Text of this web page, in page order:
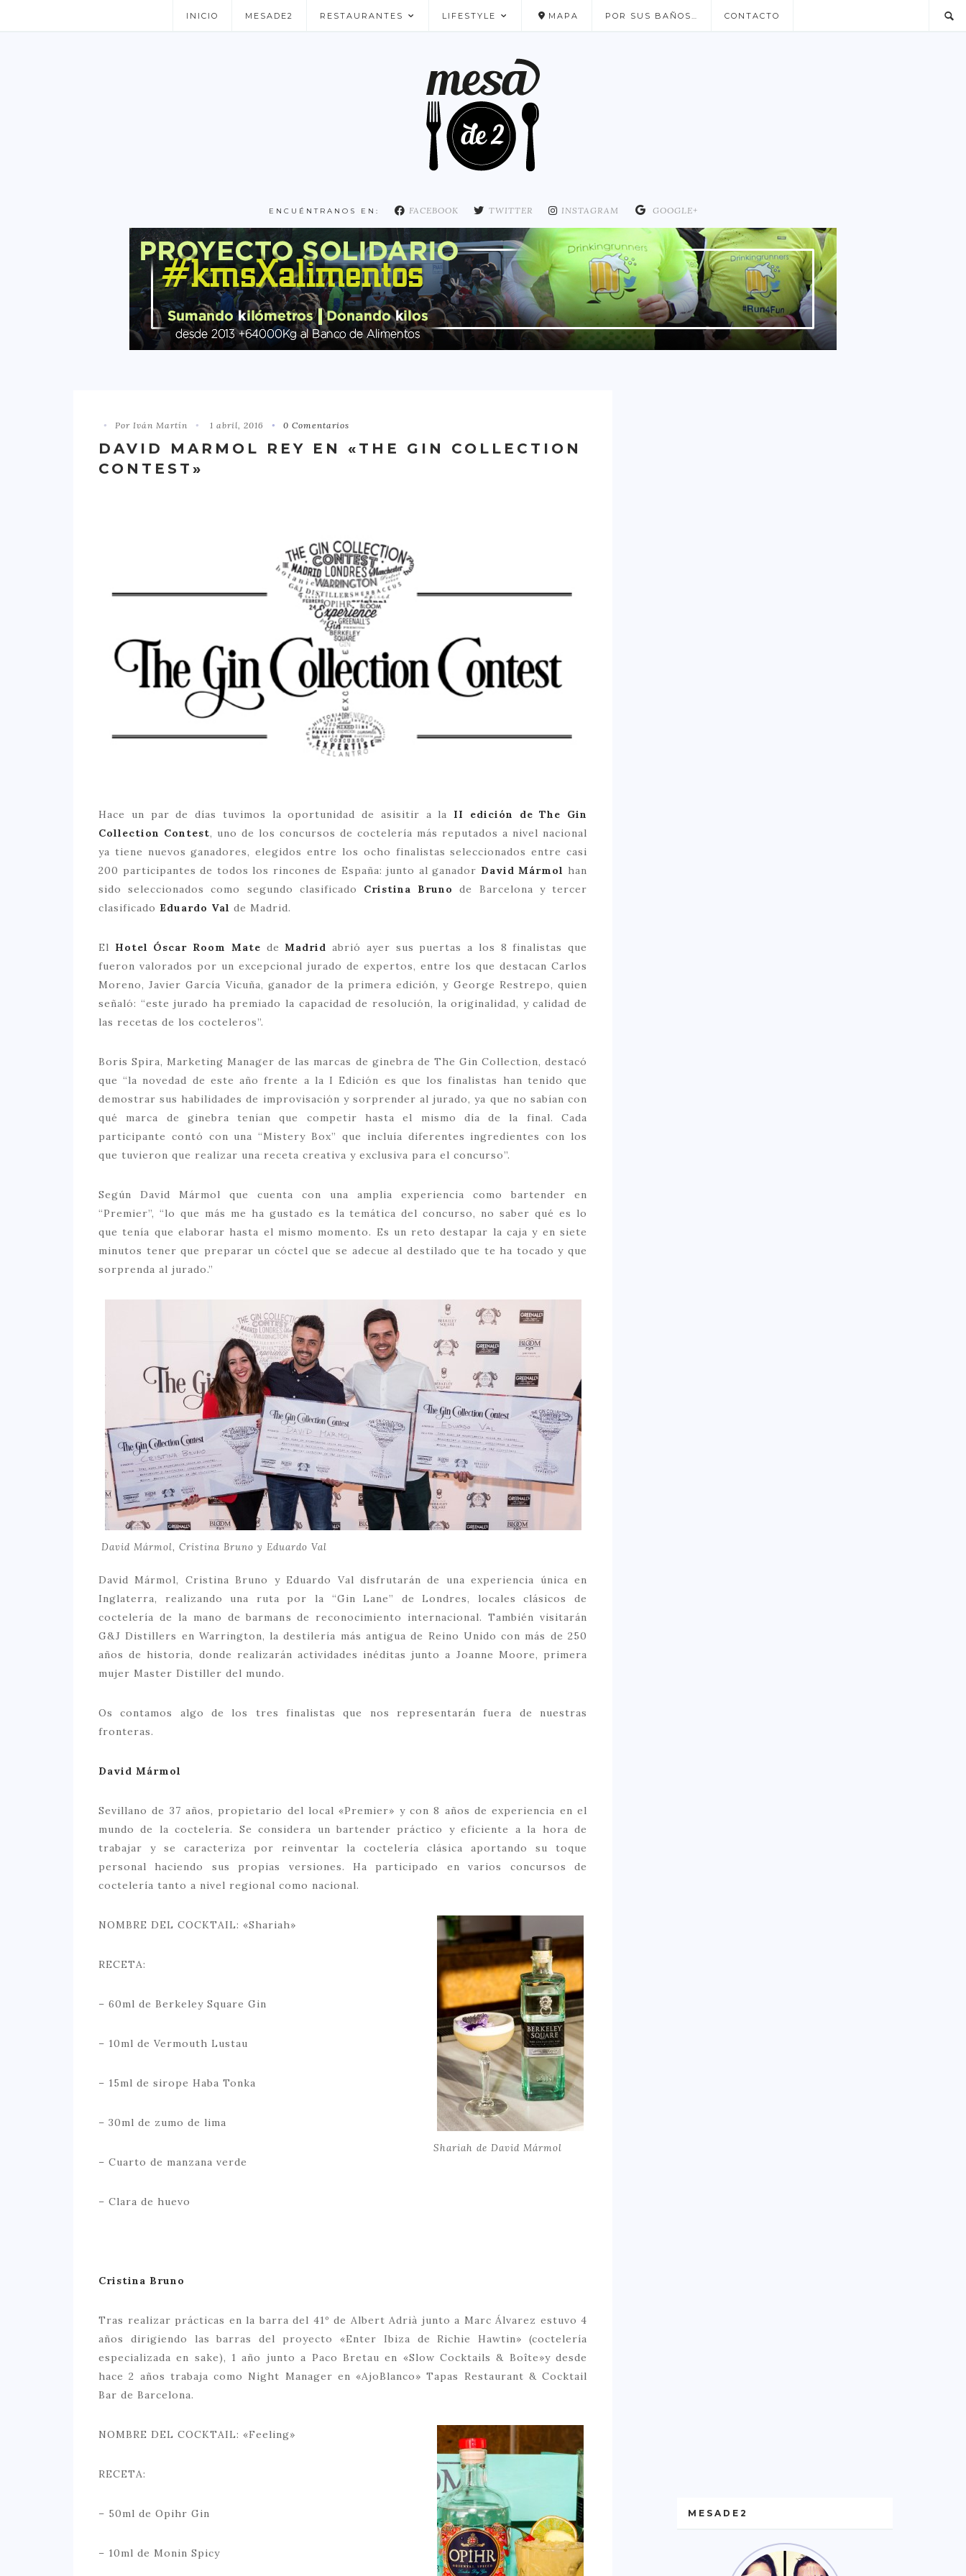
INICIO MESADE2 RESTAURANTES
NUESTROS FAVORITOS
LIFESTYLE MAPA POR SUS BAÑOS… CONTACTO
ENCUÉNTRANOS EN: FACEBOOK TWITTER INSTAGRAM GOOGLE+
Por Iván Martín 1 abril, 2016 0 Comentarios
DAVID MARMOL REY EN «THE GIN COLLECTION
CONTEST»
Hace un par de días tuvimos la oportunidad de asisitir a la II edición de The Gin
Collection Contest, uno de los concursos de coctelería más reputados a nivel nacional
ya tiene nuevos ganadores, elegidos entre los ocho finalistas seleccionados entre casi
200 participantes de todos los rincones de España: junto al ganador David Mármol han
sido seleccionados como segundo clasificado Cristina Bruno
de Barcelona y tercer
clasificado Eduardo Val de Madrid.
El Hotel Óscar Room Mate deMadrid abrió ayer sus puertas a los 8 finalistas que
fueron valorados por un excepcional jurado de expertos, entre los que destacan Carlos
Moreno, Javier García Vicuña, ganador de la primera edición, y George Restrepo, quien
señaló: “este jurado ha premiado la capacidad de resolución, la originalidad, y calidad de
las recetas de los cocteleros”.
Boris Spira, Marketing Manager de las marcas de ginebra de The Gin Collection, destacó
que “la novedad de este año frente a la I Edición es que los finalistas han tenido que
demostrar sus habilidades de improvisación y sorprender al jurado, ya que no sabían con
qué marca de ginebra tenían que competir hasta el mismo día de la final. Cada
participante contó con una “Mistery Box” que incluía diferentes ingredientes con los
que tuvieron que realizar una receta creativa y exclusiva para el concurso”.
Según David Mármol que cuenta con una amplia experiencia como bartender en
“Premier”, “lo que más me ha gustado es la temática del concurso, no saber qué es lo
que tenía que elaborar hasta el mismo momento. Es un reto destapar la caja y en siete
minutos tener que preparar un cóctel que se adecue al destilado que te ha tocado y que
sorprenda al jurado.”
David Mármol, Cristina Bruno y Eduardo Val
David Mármol, Cristina Bruno y Eduardo Val disfrutarán de una experiencia única en
Inglaterra, realizando una ruta por la “Gin Lane” de Londres, locales clásicos de
coctelería de la mano de barmans de reconocimiento internacional. También visitarán
G&J Distillers en Warrington, la destilería más antigua de Reino Unido con más de 250
años de historia, donde realizarán actividades inéditas junto a Joanne Moore, primera
mujer Master Distiller del mundo.
Os contamos algo de los tres finalistas que nos representarán fuera de nuestras
fronteras.
David Mármol
Sevillano de 37 años, propietario del local «Premier» y con 8 años de experiencia en el
mundo de la coctelería. Se considera un bartender práctico y eficiente a la hora de
trabajar y se caracteriza por reinventar la coctelería clásica aportando su toque
personal haciendo sus propias versiones. Ha participado en varios concursos de
coctelería tanto a nivel regional como nacional.
Shariah de David Mármol
NOMBRE DEL COCKTAIL: «Shariah»
RECETA:
– 60ml de Berkeley Square Gin
– 10ml de Vermouth Lustau
– 15ml de sirope Haba Tonka
– 30ml de zumo de lima
– Cuarto de manzana verde
– Clara de huevo
Cristina Bruno
Tras realizar prácticas en la barra del 41º de Albert Adrià junto a Marc Álvarez estuvo 4
años dirigiendo las barras del proyecto «Enter Ibiza de Richie Hawtin» (coctelería
especializada en sake), 1 año junto a Paco Bretau en «Slow Cocktails & Boîte»y desde
hace 2 años trabaja como Night Manager en «AjoBlanco» Tapas Restaurant & Cocktail
Bar de Barcelona.
NOMBRE DEL COCKTAIL: «Feeling»
RECETA:
– 50ml de Opihr Gin
– 10ml de Monin Spicy
MESADE2